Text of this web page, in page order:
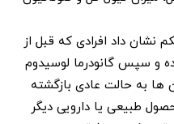
نشان داد افرادی که قبل از
و سپس گانودرما لوسیدوم
به حالت عادی بازگشته
طبیعی یا دارویی دیگر